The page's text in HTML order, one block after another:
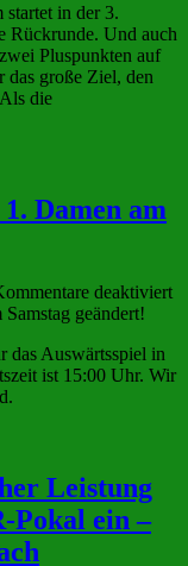
in der 3.
Rückrunde. Und auch
Pluspunkten auf
das große Ziel, den
die
Damen am
deaktiviert
geändert!
das Auswärtsspiel in
ist 15:00 Uhr. Wir
Leistung
Pokal ein –